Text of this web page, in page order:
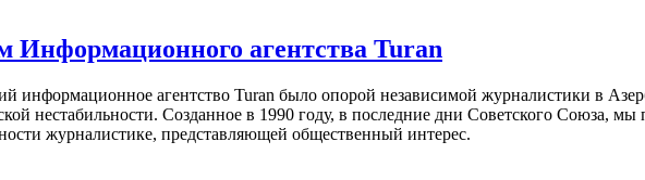
Информационного агентства Turan
информационное агентство Turan было опорой независимой журналистики в
нестабильности. Созданное в 1990 году, в последние дни Советского Союза,
журналистике, представляющей общественный интерес.